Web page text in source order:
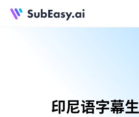
印尼语字幕